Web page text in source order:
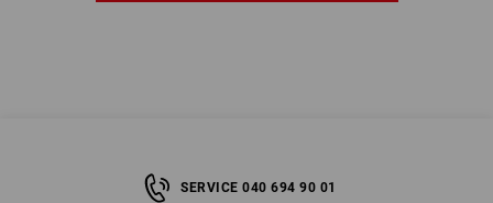
SERVICE 040 694 90 01